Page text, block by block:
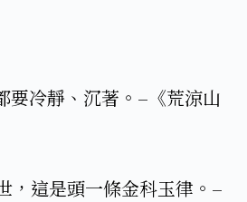
要冷靜、沉著。–《荒涼山
，這是頭一條金科玉律。–